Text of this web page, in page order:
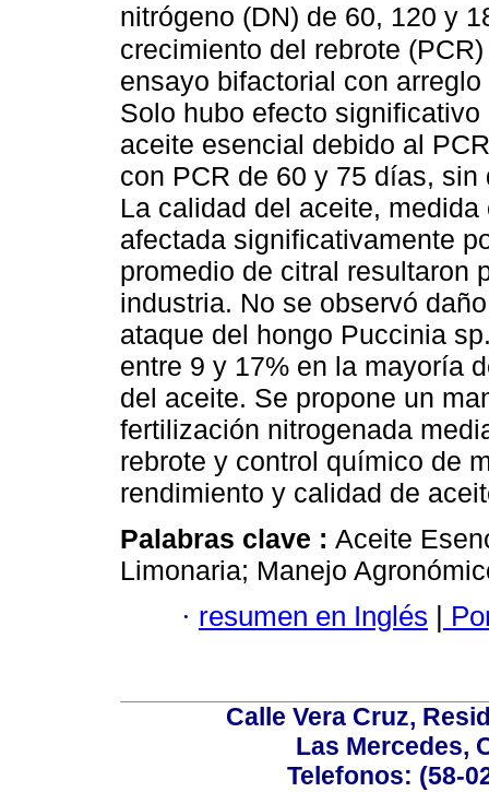
nitrógeno (DN) de 60, 120 y
crecimiento del rebrote
ensayo bifactorial con
Solo hubo efecto
aceite esencial debido al
con PCR de 60 y 75 días,
La calidad del aceite,
afectada significativamente
promedio de citral resultaron
industria. No se observó
ataque del hongo Puccinia
entre 9 y 17% en la mayoría
del aceite. Se propone un
fertilización nitrogenada
rebrote y control químico de
rendimiento y calidad de
Palabras clave : Aceite
Limonaria; Manejo
· resumen en Inglés
Calle Vera Cruz,
Las Mercedes,
Telefonos: (58-